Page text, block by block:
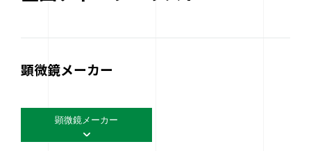
顕微鏡メーカー
顕微鏡メーカー